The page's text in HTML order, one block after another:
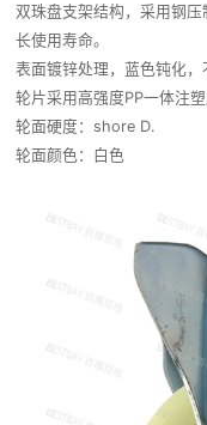
双珠盘支架结构，采用钢
长使用寿命。
表面镀锌处理，蓝色钝化，
轮片采用高强度PP一体注
轮面硬度：shore D.
轮面颜色：白色